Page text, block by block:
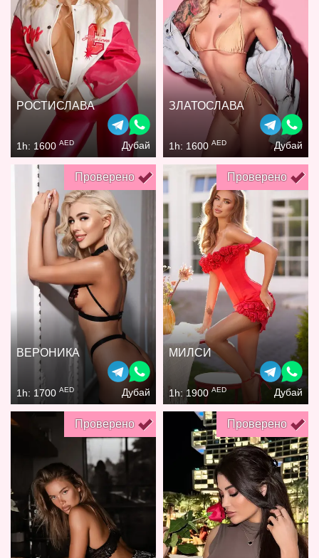
РОСТИСЛАВА
1h: 1600 AED Дубай
ЗЛАТОСЛАВА
1h: 1600 AED Дубай
Проверено
ВЕРОНИКА
1h: 1700 AED Дубай
Проверено
МИЛСИ
1h: 1900AED Дубай
Проверено Проверено